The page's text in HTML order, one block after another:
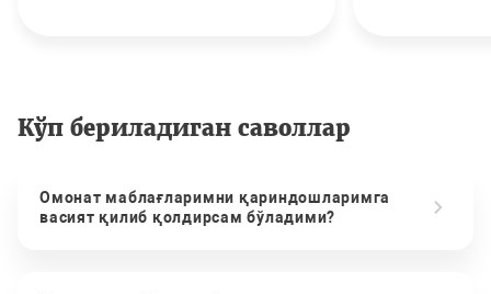
Кўп бериладиган саволлар
Омонат маблағларимни қариндошларимга
васият қилиб қолдирсам бўладими?